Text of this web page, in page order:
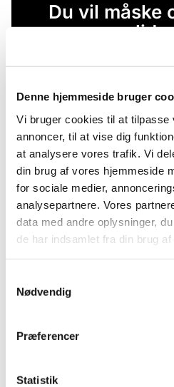
Denne hjemmeside bruger
Vi bruger cookies til at tilpasse
annoncer, til at vise dig
at analysere vores trafik. Vi
din brug af vores hjemmeside
for sociale medier,
analysepartnere. Vores
data med andre oplysninger,
de har indsamlet fra din brug af
Nødvendig
Præferencer
Statistik
Du vil måske